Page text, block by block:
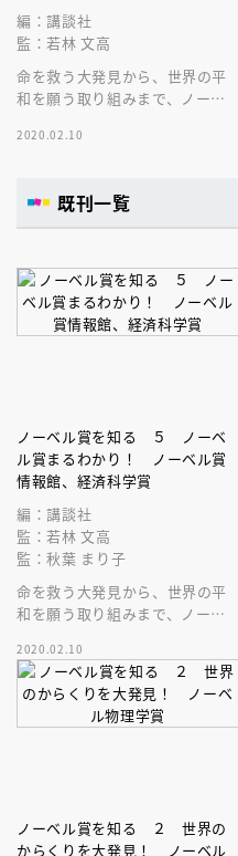
編：講談社
監：若林 文高
命を救う大発見から、世界の平
和を願う取り組みまで、ノーベ
2020.02.10
既刊一覧
ノーベル賞を知る ５ ノーベ
ル賞まるわかり！ ノーベル賞
情報館、経済科学賞
編：講談社
監：若林 文高
監：秋葉 まり子
命を救う大発見から、世界の平
和を願う取り組みまで、ノーベ
2020.02.10
ノーベル賞を知る ２ 世界の
からくりを大発見！ ノーベル